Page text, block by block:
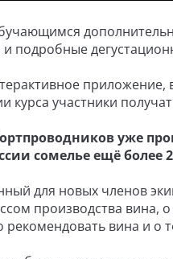
подробные
приложение,
курса участники
уже
сомелье ещё более
для новых членов
производства вина,
рекомендовать вина и о